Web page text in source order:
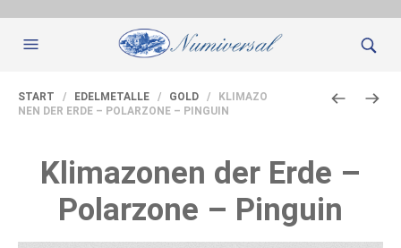
START / EDELMETALLE / GOLD / KLIMAZO
NEN DER ERDE – POLARZONE – PINGUIN
Klimazonen der Erde –
Polarzone – Pinguin